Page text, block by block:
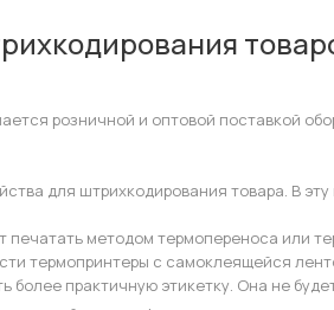
розничной и оптовой поставкой
для штрихкодирования товара. В
печатать методом термопереноса или
термопринтеры с самоклеящейся
более практичную этикетку. Она не